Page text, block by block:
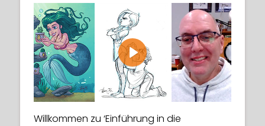
Play
Willkommen zu ‘Einführung in die